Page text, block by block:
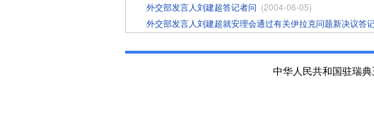
外交部发言人刘建超答记者问 (2004-06-05)
外交部发言人刘建超就安理会通过有关伊拉克问题新决议答
中华人民共和国驻瑞